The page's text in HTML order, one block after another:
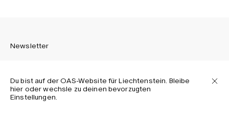
Newsletter
Melden Sie sich an, um die neuesten Informationen über
Du bist auf der OAS-Website für Liechtenstein. Bleibe
hier oder wechsle zu deinen bevorzugten
Einstellungen.